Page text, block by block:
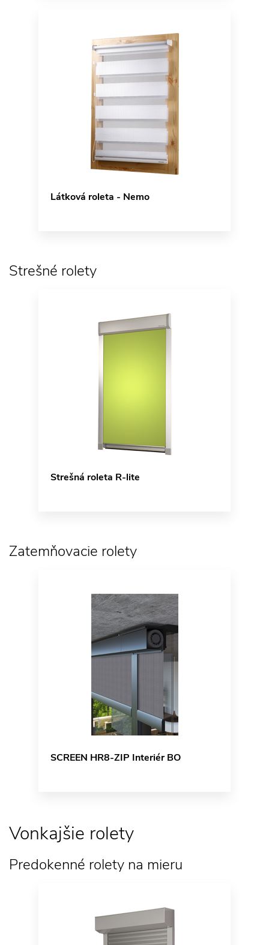
Látková roleta - Nemo
Strešné rolety
Strešná roleta R-lite
Zatemňovacie rolety
SCREEN HR8-ZIP Interiér BO
Vonkajšie rolety
Predokenné rolety na mieru